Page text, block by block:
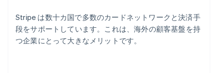
Stripe は数十カ国で多数のカードネットワークと決済手
段をサポートしています。これは、海外の顧客基盤を持
つ企業にとって大きなメリットです。